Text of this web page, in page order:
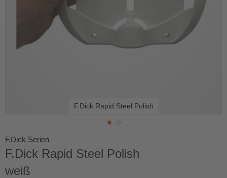
F.Dick Serien
F.Dick Rapid Steel Polish
weiß
F.Dick Rapid Steel Polish
to
the
of